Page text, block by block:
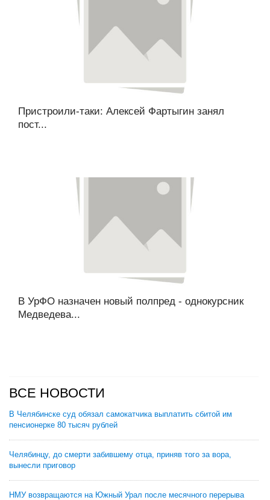
Пристроили-таки: Алексей Фартыгин занял
пост...
В УрФО назначен новый полпред - однокурсник
Медведева...
ВСЕ НОВОСТИ
В Челябинске суд обязал самокатчика выплатить сбитой им
пенсионерке 80 тысяч рублей
Челябинцу, до смерти забившему отца, приняв того за вора,
вынесли приговор
НМУ возвращаются на Южный Урал после месячного перерыва